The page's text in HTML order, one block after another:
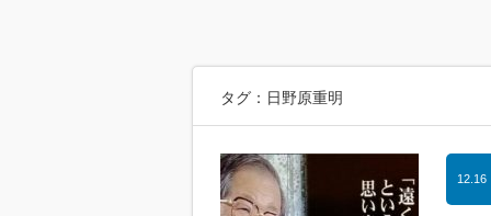
タグ：日野原重明
12.16